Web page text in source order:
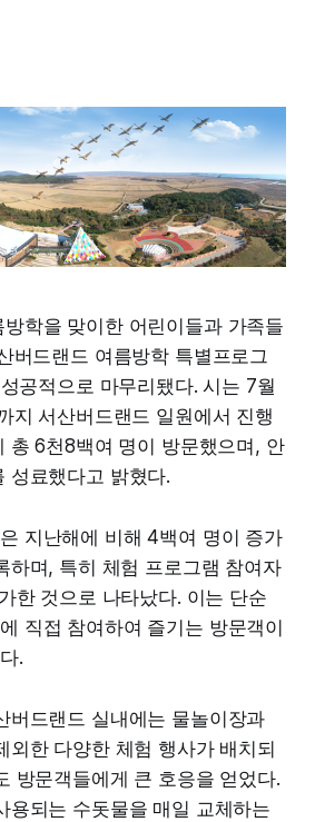
학을 맞이한 어린이들과 가족들
버드랜드 여름방학 특별프로그
공적으로 마무리됐다. 시는 7월
지 서산버드랜드 일원에서 진행
총 6천8백여 명이 방문했으며, 안
성료했다고 밝혔다.
지난해에 비해 4백여 명이 증가
하며, 특히 체험 프로그램 참여자
한 것으로 나타났다. 이는 단순
직접 참여하여 즐기는 방문객이
.
버드랜드 실내에는 물놀이장과
외한 다양한 체험 행사가 배치되
방문객들에게 큰 호응을 얻었다.
용되는 수돗물을 매일 교체하는